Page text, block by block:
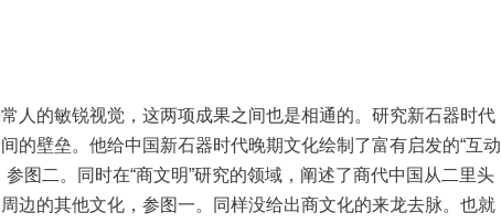
人的敏锐视觉，这两项成果之间也是相通的。研究新石器时代
的壁垒。他给中国新石器时代晚期文化绘制了富有启发的“互动
图二。同时在“商文明”研究的领域，阐述了商代中国从二里头
边的其他文化，参图一。同样没给出商文化的来龙去脉。也就